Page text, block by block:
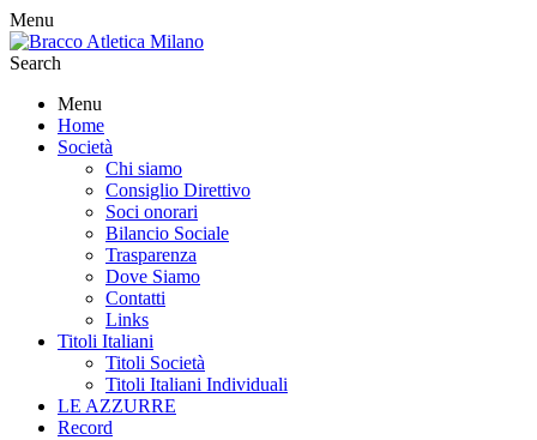
Menu
Search
Menu
Home
Società
Chi siamo
Consiglio Direttivo
Soci onorari
Bilancio Sociale
Trasparenza
Dove Siamo
Contatti
Links
Titoli Italiani
Titoli Società
Titoli Italiani Individuali
LE AZZURRE
Record